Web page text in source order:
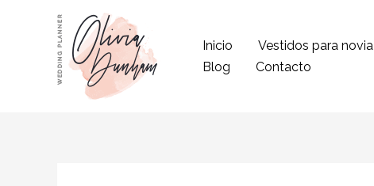
contenido
Inicio Vestidos para novia
Blog
Contacto